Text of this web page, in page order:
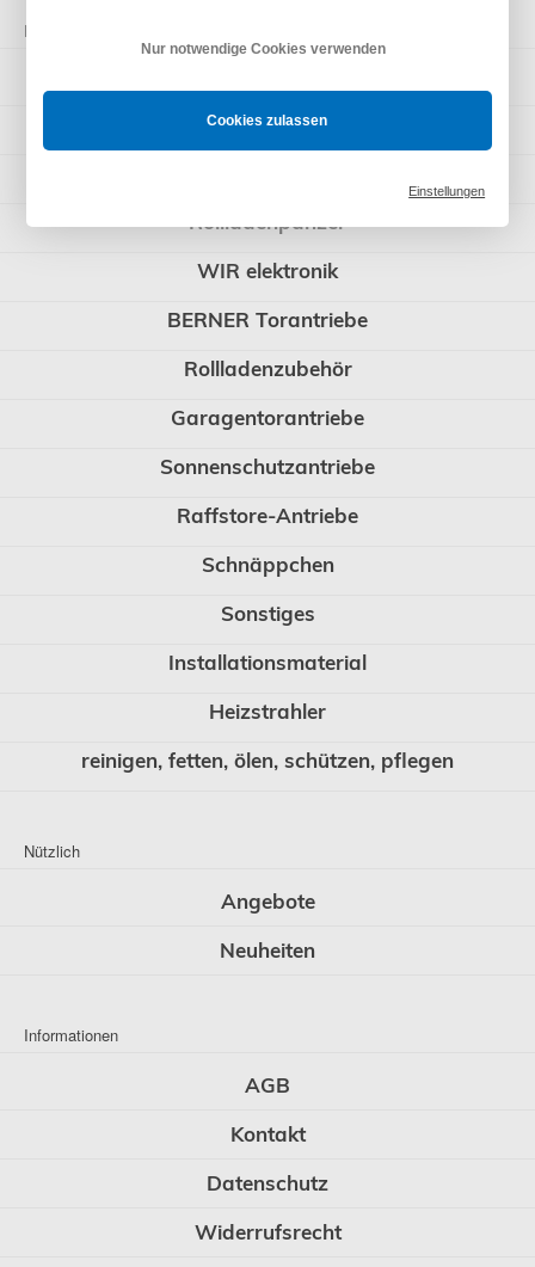
Kategorien
Steuerungen
Rollladenpanzer
WIR elektronik
BERNER Torantriebe
Rollladenzubehör
Garagentorantriebe
Sonnenschutzantriebe
Raffstore-Antriebe
Schnäppchen
Sonstiges
Installationsmaterial
Heizstrahler
reinigen, fetten, ölen, schützen, pflegen
Nützlich
Angebote
Neuheiten
Informationen
AGB
Kontakt
Datenschutz
Widerrufsrecht
Nur notwendige Cookies verwenden
Cookies zulassen
Einstellungen